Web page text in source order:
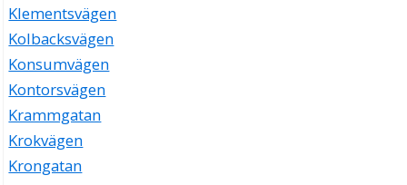
Klementsvägen
Kolbacksvägen
Konsumvägen
Kontorsvägen
Krammgatan
Krokvägen
Krongatan